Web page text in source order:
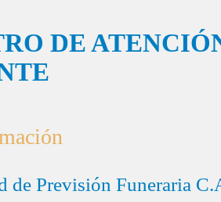
DE
de Previsión Funeraria